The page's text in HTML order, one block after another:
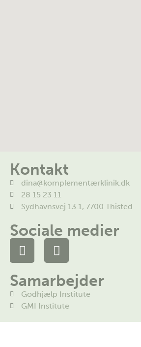
Kontakt
dina@komplementærklinik.dk
28 15 23 11
Sydhavnsvej 13.1, 7700 Thisted
Sociale medier
Samarbejder
Godhjælp Institute
GMI Institute